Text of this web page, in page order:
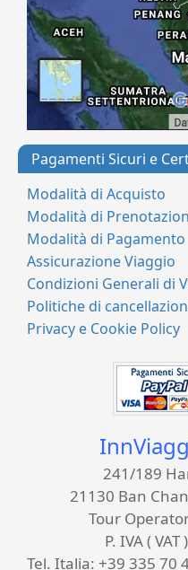
Pagamenti Sicuri e
Modalità di Acquisto
Modalità di
Modalità di Pagamento
Assicurazione Viaggio
Condizioni Generali di
Politiche di
Privacy e Cookie Policy
241/189
21130 Ban
Tour
P. IVA (
Tel. Italia: +39 335 70